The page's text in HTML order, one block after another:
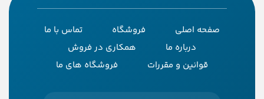
صفحه اصلی فروشگاه
تماس با ما
درباره ما
همکاری در فروش
قوانین و مقررات
فروشگاه های ما